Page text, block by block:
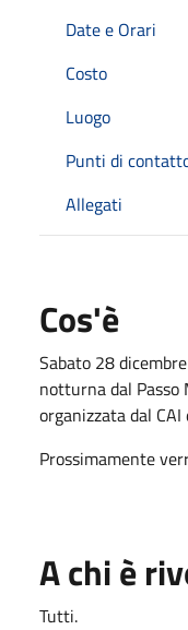
Date e Orari
Costo
Luogo
Punti di
Allegati
Cos'è
Sabato 28
notturna dal Passo
organizzata dal CAI
Prossimamente
A chi è
Tutti.